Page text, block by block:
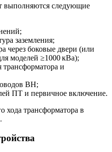
выполняются следующие
заземления;
через боковые двери (или
моделей ≥1000 кВа);
и
ВН;
ПТ и первичное включение.
хода трансформатора в